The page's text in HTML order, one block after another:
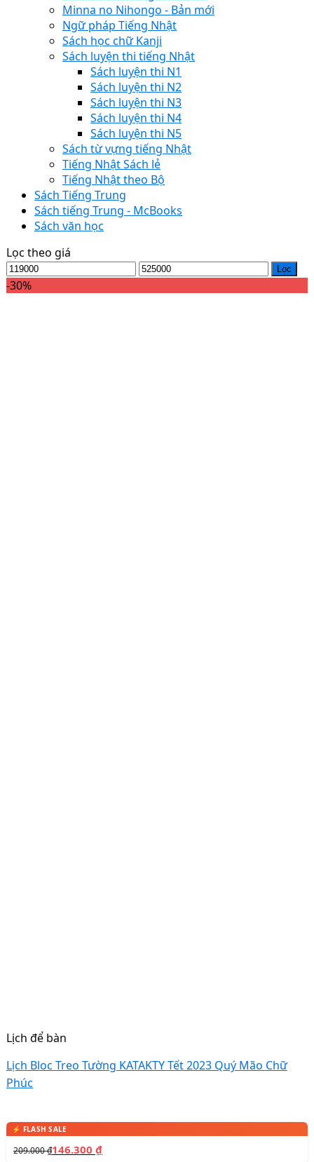
Minna no Nihongo - Bản mới
Ngữ pháp Tiếng Nhật
Sách học chữ Kanji
Sách luyện thi tiếng Nhật
Sách luyện thi N1
Sách luyện thi N2
Sách luyện thi N3
Sách luyện thi N4
Sách luyện thi N5
Sách từ vựng tiếng Nhật
Tiếng Nhật Sách lẻ
Tiếng Nhật theo Bộ
Sách Tiếng Trung
Sách tiếng Trung - McBooks
Sách văn học
Lọc theo giá
Lọc
-30%
Lịch để bàn
Lịch Bloc Treo Tường KATAKTY Tết 2023 Quý Mão Chữ
Phúc
209.000₫146.300 ₫